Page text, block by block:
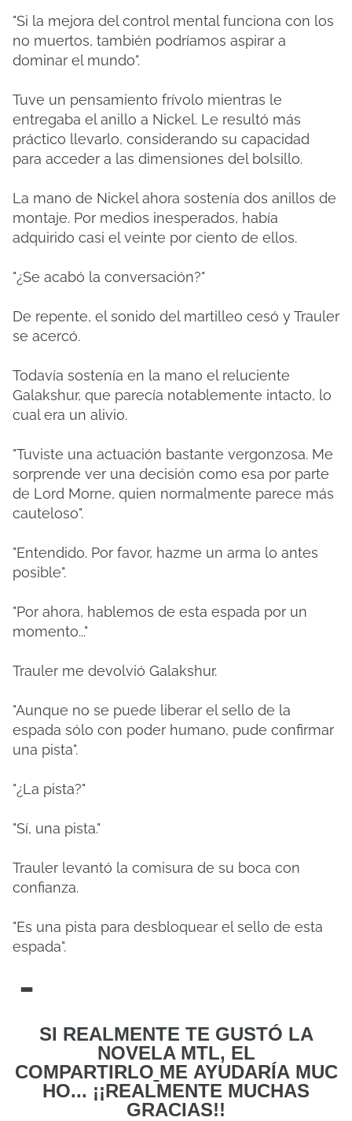
"Si la mejora del control mental funciona con los
no muertos, también podríamos aspirar a
dominar el mundo".
Tuve un pensamiento frívolo mientras le
entregaba el anillo a Nickel. Le resultó más
práctico llevarlo, considerando su capacidad
para acceder a las dimensiones del bolsillo.
La mano de Nickel ahora sostenía dos anillos de
montaje. Por medios inesperados, había
adquirido casi el veinte por ciento de ellos.
"¿Se acabó la conversación?"
De repente, el sonido del martilleo cesó y Trauler
se acercó.
Todavía sostenía en la mano el reluciente
Galakshur, que parecía notablemente intacto, lo
cual era un alivio.
"Tuviste una actuación bastante vergonzosa. Me
sorprende ver una decisión como esa por parte
de Lord Morne, quien normalmente parece más
cauteloso".
"Entendido. Por favor, hazme un arma lo antes
posible".
"Por ahora, hablemos de esta espada por un
momento..."
Trauler me devolvió Galakshur.
"Aunque no se puede liberar el sello de la
espada sólo con poder humano, pude confirmar
una pista".
"¿La pista?"
"Sí, una pista."
Trauler levantó la comisura de su boca con
confianza.
"Es una pista para desbloquear el sello de esta
espada".
-
SI REALMENTE TE GUSTÓ LA
NOVELA MTL, EL
COMPARTIRLO ME AYUDARÍA MUC
HO... ¡¡REALMENTE MUCHAS
GRACIAS!!